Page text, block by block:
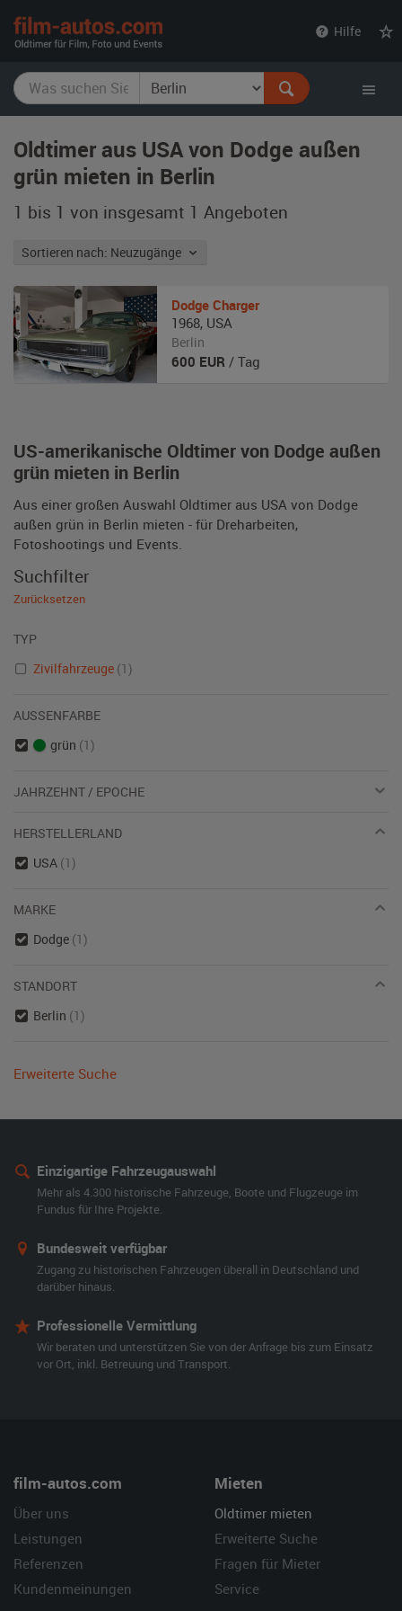
Hilfe
Oldtimer aus USA von Dodge außen
grün mieten in Berlin
1 bis 1 von insgesamt 1 Angeboten
Sortieren nach: Neuzugänge
US-amerikanische Oldtimer von Dodge außen
grün mieten in Berlin
Aus einer großen Auswahl Oldtimer aus USA von Dodge
außen grün in Berlin mieten - für Dreharbeiten,
Fotoshootings und Events.
Dodge Charger
1968, USA
Berlin
600 EUR / Tag
Suchfilter
Zurücksetzen
TYP
Zivilfahrzeuge (1)
AUSSENFARBE
grün (1)
JAHRZEHNT / EPOCHE
HERSTELLERLAND
USA (1)
MARKE
Dodge (1)
STANDORT
Berlin (1)
Erweiterte Suche
Einzigartige Fahrzeugauswahl
Mehr als 4.300 historische Fahrzeuge, Boote und Flugzeuge im
Fundus für Ihre Projekte.
Bundesweit verfügbar
Zugang zu historischen Fahrzeugen überall in Deutschland und
darüber hinaus.
Professionelle Vermittlung
Wir beraten und unterstützen Sie von der Anfrage bis zum Einsatz
vor Ort, inkl. Betreuung und Transport.
film-autos.com
Über uns
Leistungen
Referenzen
Kundenmeinungen
Mieten
Oldtimer mieten
Erweiterte Suche
Fragen für Mieter
Service